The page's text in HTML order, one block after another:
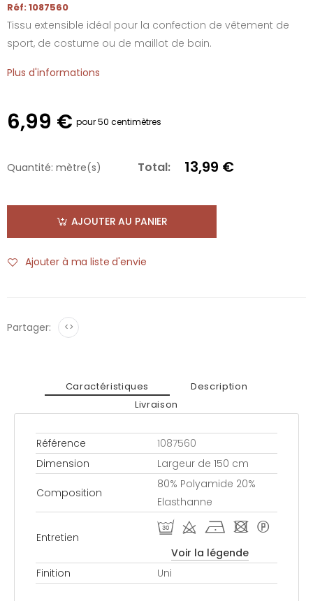
Réf: 1087560
Tissu extensible idéal pour la confection de vêtement de
sport, de costume ou de maillot de bain.
Plus d'informations
6,99 € pour 50 centimètres
Quantité: mètre(s) Total: 13,99 €
AJOUTER AU PANIER
Ajouter à ma liste d'envie
Partager: <>
Caractéristiques
Description
Livraison
Référence
1087560
Dimension
Largeur de 150 cm
Composition
80% Polyamide 20%
Elasthanne
Entretien
R d h - *
Voir la légende
Finition
Uni